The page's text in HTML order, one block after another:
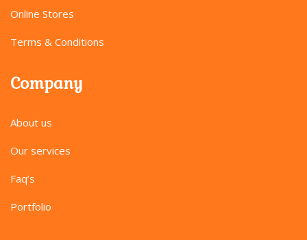
Online Stores
Terms & Conditions
Company
About us
Our services
Faq’s
Portfolio